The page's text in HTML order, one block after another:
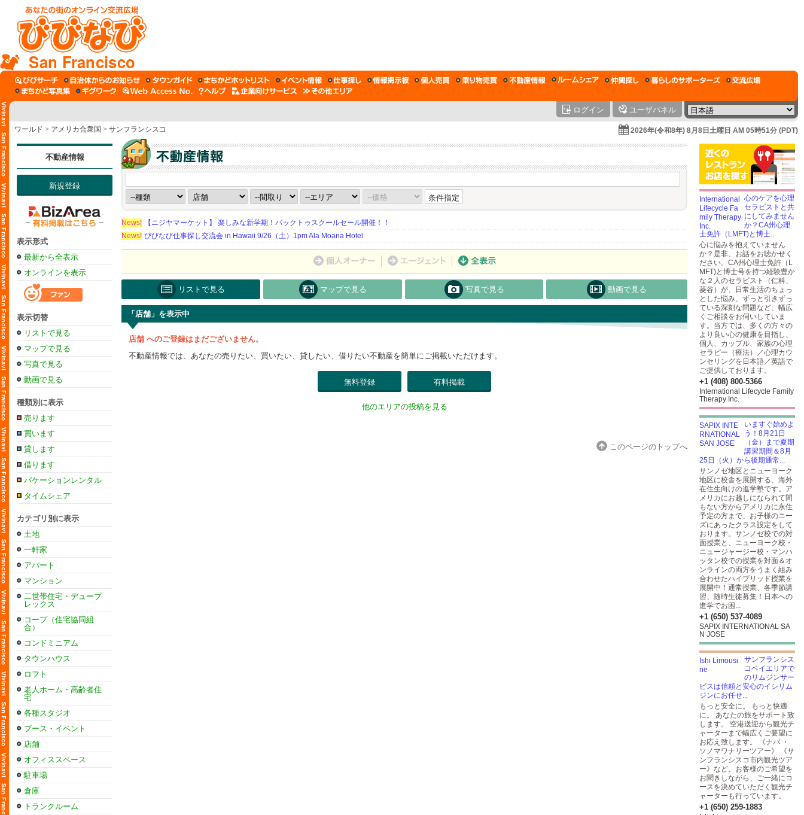
San Francisco
ログイン ユーザパネル
ワールド > アメリカ合衆国 > サンフランシスコ 2026年(令和8年) 8月8日土曜日 AM 05時51分 (PDT)
不動産情報
新規登録
表示形式
最新から全表示
オンラインを表示
表示切替
リストで見る
マップで見る
写真で見る
動画で見る
種類別に表示
売ります
買います
貸します
借ります
バケーションレンタル
タイムシェア
カテゴリ別に表示
土地
一軒家
アパート
マンション
二世帯住宅・デュープ
レックス
コープ（住宅協同組
合）
コンドミニアム
タウンハウス
ロフト
老人ホーム・高齢者住
宅
各種スタジオ
ブース・イベント
店舗
オフィススペース
駐車場
倉庫
トランクルーム
条件指定
News!
【ニジヤマーケット】 楽しみな新学期！バックトゥスクールセール開催！！
News! びびなび仕事探し交流会 in Hawaii 9/26（土）1pm Ala Moana Hotel
リストで見る マップで見る 写真で見る 動画で見る
「店舗」を表示中
店舗 へのご登録はまだございません。
不動産情報では、あなたの売りたい、買いたい、貸したい、借りたい不動産を簡単にご掲載いただけます。
無料登録 有料掲載
他のエリアの投稿を見る
このページのトップへ
心のケアを心理
セラピストと共
にしてみません
か？CA州心理
士免許（LMFT)と博士...
心に悩みを抱えていません
か？是非、お話をお聴かせく
ださい。CA州心理士免許（L
MFT)と博士号を持つ経験豊か
な２人のセラピスト（仁科、
菱谷）が、日常生活のちょっ
とした悩み、ずっと引きずっ
ている深刻な問題など、幅広
くご相談をお伺いしていま
す。当方では、多くの方々の
より良い心の健康を目指し、
個人、カップル、家族の心理
セラピー（療法）／心理カウ
ンセリングを日本語／英語で
ご提供しております。
+1 (408) 800-5366
International Lifecycle Family
Therapy Inc.
いますぐ始めよ
う！8月21日
（金）まで夏期
講習期間＆8月
25日（火）から後期通常...
サンノゼ地区とニューヨーク
地区に校舎を展開する、海外
在住生向けの進学塾です。ア
メリカにお越しになられて間
もない方からアメリカに永住
予定の方まで、お子様のニー
ズにあったクラス設定をして
おります。サンノゼ校での対
面授業と、ニューヨーク校・
ニュージャージー校・マンハ
ッタン校での授業を対面＆オ
ンラインの両方をうまく組み
合わせたハイブリッド授業を
展開中！通常授業、各季節講
習、随時生徒募集！日本への
進学でお困...
+1 (650) 537-4089
SAPIX INTERNATIONAL SA
N JOSE
サンフランシス
コベイエリアで
のリムジンサー
ビスは信頼と安心のイシリム
ジンにお任せ...
もっと安全に。 もっと快適
に。 あなたの旅をサポート致
します。 空港送迎から観光チ
ャーターまで幅広くご要望に
お応え致します。 《ナパ ・
ソノマワナリーツアー》 《サ
ンフランシスコ市内観光ツア
ー》など、お客様のご希望を
お聞きしながら、ご一緒にコ
ースを決めていただく観光チ
ャーターも行っています。
+1 (650) 259-1883